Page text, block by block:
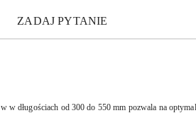
ZADAJ PYTANIE
długościach od 300 do 550 mm pozwala na